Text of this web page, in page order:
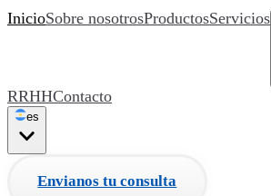
InicioSobre nosotrosProductosServicios
RRHHContacto
es
Envianos tu consulta